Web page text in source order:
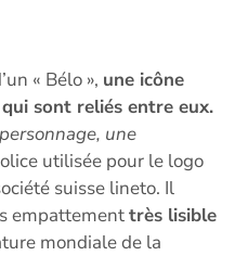
« Bélo », une icône
sont reliés entre eux.
personnage, une
utilisée pour le logo
suisse lineto. Il
empattementtrès lisible
mondiale de la